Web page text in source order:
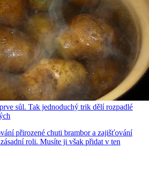
sůl. Tak jednoduchý trik dělí rozpadlé
přirozené chuti brambor a zajišťování
roli. Musíte ji však přidat v ten